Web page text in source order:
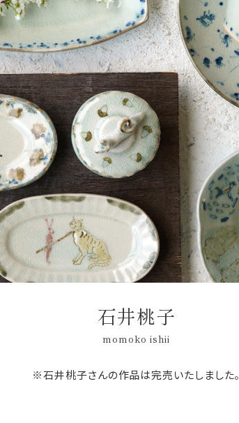
石井桃子
momoko ishii
※石井桃子さんの作品は完売いたしました。